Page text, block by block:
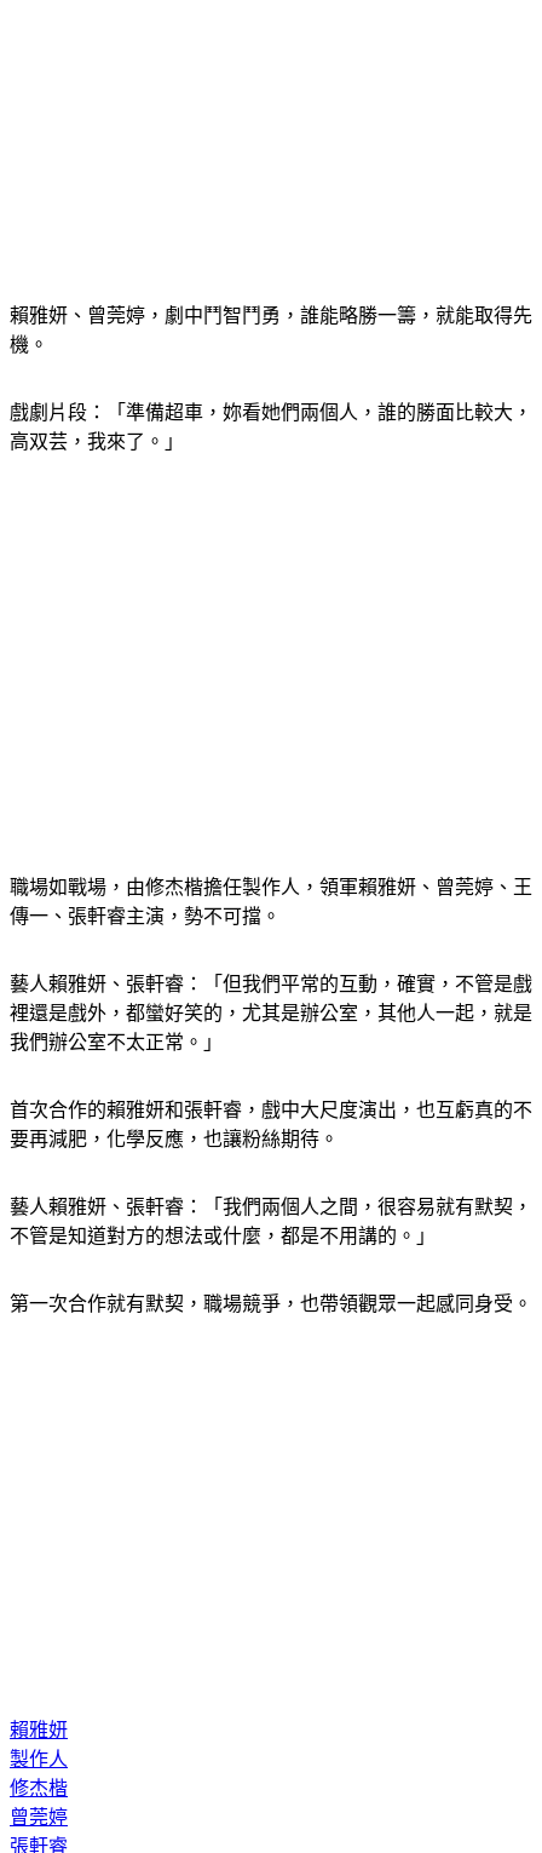
賴雅妍、曾莞婷，劇中鬥智鬥勇，誰能略勝一籌，就能取得先
機。
戲劇片段：「準備超車，妳看她們兩個人，誰的勝面比較大，
高双芸，我來了。」
職場如戰場，由修杰楷擔任製作人，領軍賴雅妍、曾莞婷、王
傳一、張軒睿主演，勢不可擋。
藝人賴雅妍、張軒睿：「但我們平常的互動，確實，不管是戲
裡還是戲外，都蠻好笑的，尤其是辦公室，其他人一起，就是
我們辦公室不太正常。」
首次合作的賴雅妍和張軒睿，戲中大尺度演出，也互虧真的不
要再減肥，化學反應，也讓粉絲期待。
藝人賴雅妍、張軒睿：「我們兩個人之間，很容易就有默契，
不管是知道對方的想法或什麼，都是不用講的。」
第一次合作就有默契，職場競爭，也帶領觀眾一起感同身受。
賴雅妍
製作人
修杰楷
曾莞婷
張軒睿